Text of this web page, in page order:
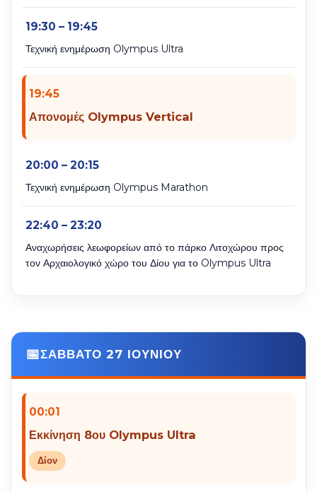
19:30 – 19:45
Τεχνική ενημέρωση Olympus Ultra
19:45
Απονομές Olympus Vertical
20:00 – 20:15
Τεχνική ενημέρωση Olympus Marathon
22:40 – 23:20
Αναχωρήσεις λεωφορείων από το πάρκο Λιτοχώρου προς
τον Αρχαιολογικό χώρο του Δίου για το Olympus Ultra
ΣΑΒΒΑΤΟ 27 ΙΟΥΝΙΟΥ
00:01
Εκκίνηση 8ου Olympus Ultra
Δίον